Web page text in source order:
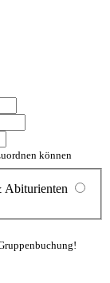
können
Abiturienten